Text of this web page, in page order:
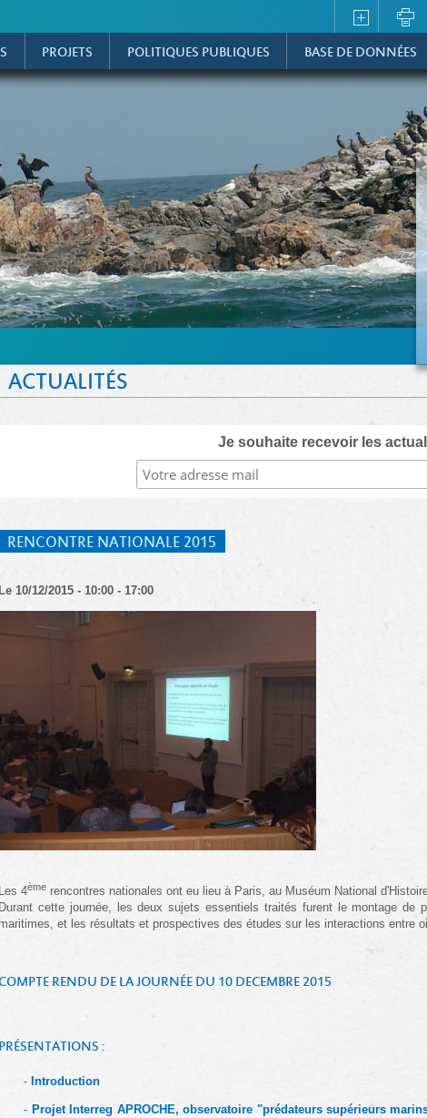
PROJETS POLITIQUES PUBLIQUES BASE DE DONNÉES
ACTUALITÉS
Je souhaite recevoir les
RENCONTRE NATIONALE 2015
Le 10/12/2015 - 10:00 - 17:00
Les 4ème rencontres nationales ont eu lieu à Paris, au Muséum National
Durant cette journée, les deux sujets essentiels traités furent le montage de
maritimes, et les résultats et prospectives des études sur les interactions entre
COMPTE RENDU DE LA JOURNÉE DU 10 DECEMBRE 2015
PRÉSENTATIONS :
- Introduction
- Projet Interreg APROCHE, observatoire "prédateurs supérieurs